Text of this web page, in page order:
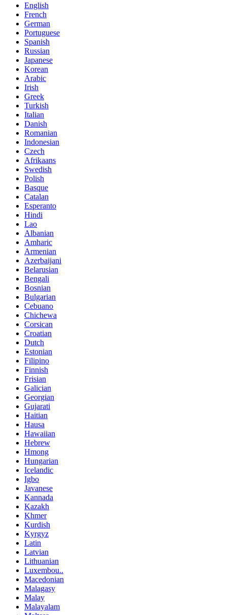
English
French
German
Portuguese
Spanish
Russian
Japanese
Korean
Arabic
Irish
Greek
Turkish
Italian
Danish
Romanian
Indonesian
Czech
Afrikaans
Swedish
Polish
Basque
Catalan
Esperanto
Hindi
Lao
Albanian
Amharic
Armenian
Azerbaijani
Belarusian
Bengali
Bosnian
Bulgarian
Cebuano
Chichewa
Corsican
Croatian
Dutch
Estonian
Filipino
Finnish
Frisian
Galician
Georgian
Gujarati
Haitian
Hausa
Hawaiian
Hebrew
Hmong
Hungarian
Icelandic
Igbo
Javanese
Kannada
Kazakh
Khmer
Kurdish
Kyrgyz
Latin
Latvian
Lithuanian
Luxembou..
Macedonian
Malagasy
Malay
Malayalam